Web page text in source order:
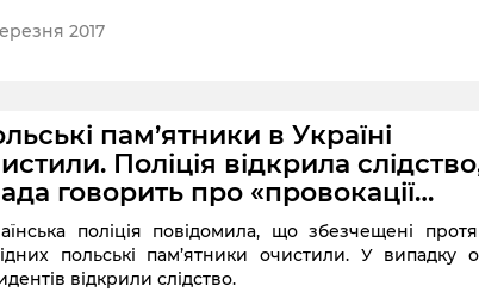
2017
пам’ятники в Україні
Поліція відкрила
говорить про «провокації
сторони»
поліція повідомила, що збезчещені
польські пам’ятники очистили. У випадку
відкрили слідство.